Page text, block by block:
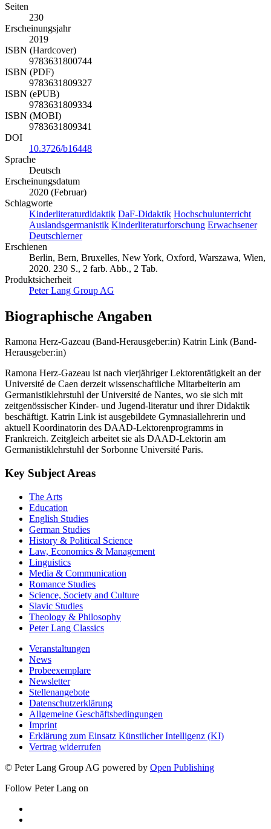
Seiten
230
Erscheinungsjahr
2019
ISBN (Hardcover)
9783631800744
ISBN (PDF)
9783631809327
ISBN (ePUB)
9783631809334
ISBN (MOBI)
9783631809341
DOI
10.3726/b16448
Sprache
Deutsch
Erscheinungsdatum
2020 (Februar)
Schlagworte
Kinderliteraturdidaktik DaF-Didaktik Hochschulunterricht
Auslandsgermanistik Kinderliteraturforschung Erwachsener
Deutschlerner
Erschienen
Berlin, Bern, Bruxelles, New York, Oxford, Warszawa, Wien,
2020. 230 S., 2 farb. Abb., 2 Tab.
Produktsicherheit
Peter Lang Group AG
Biographische Angaben
Ramona Herz-Gazeau (Band-Herausgeber:in) Katrin Link (Band-
Herausgeber:in)
Ramona Herz-Gazeau ist nach vierjähriger Lektorentätigkeit an der
Université de Caen derzeit wissenschaftliche Mitarbeiterin am
Germanistiklehrstuhl der Université de Nantes, wo sie sich mit
zeitgenössischer Kinder- und Jugend-literatur und ihrer Didaktik
beschäftigt. Katrin Link ist ausgebildete Gymnasiallehrerin und
aktuell Koordinatorin des DAAD-Lektorenprogramms in
Frankreich. Zeitgleich arbeitet sie als DAAD-Lektorin am
Germanistiklehrstuhl der Sorbonne Université Paris.
Key Subject Areas
The Arts
Education
English Studies
German Studies
History & Political Science
Law, Economics & Management
Linguistics
Media & Communication
Romance Studies
Science, Society and Culture
Slavic Studies
Theology & Philosophy
Peter Lang Classics
Veranstaltungen
News
Probeexemplare
Newsletter
Stellenangebote
Datenschutzerklärung
Allgemeine Geschäftsbedingungen
Imprint
Erklärung zum Einsatz Künstlicher Intelligenz (KI)
Vertrag widerrufen
© Peter Lang Group AG powered by Open Publishing
Follow Peter Lang on